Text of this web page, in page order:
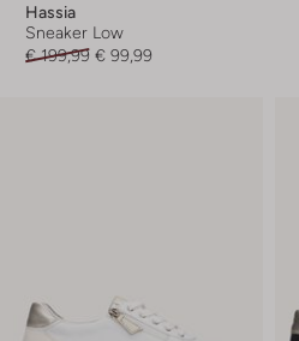
Hassia
Sneaker Low
€ 199,99 € 99,99